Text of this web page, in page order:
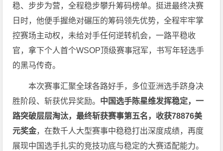
稳、步步为营，全程稳步攀升筹码榜单。挺进最终决赛
日时，他便手握绝对碾压的筹码领先优势，全程牢牢掌
控赛场主动权，未给对手任何逆转机会，一路平稳收
官，拿下个人首个WSOP顶级赛事冠军，书写年轻选手
的黑马传奇。
本次赛事汇聚全球各路好手，多位亚洲选手跻身决
胜阶段、斩获优异奖励。 中国选手陈星维发挥稳定，一
路突破层层淘汰，最终斩获赛事第五名，收获78876美
元奖金，在数千人大型赛事中稳稳打出深度成绩，再度
展现中国选手扎实的竞技功底与稳定的大赛适配能力。